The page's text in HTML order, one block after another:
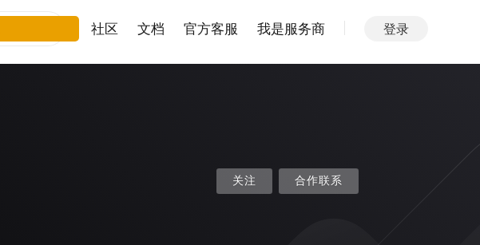
社区 文档 官方客服 我是服务商 登录
关注 合作联系